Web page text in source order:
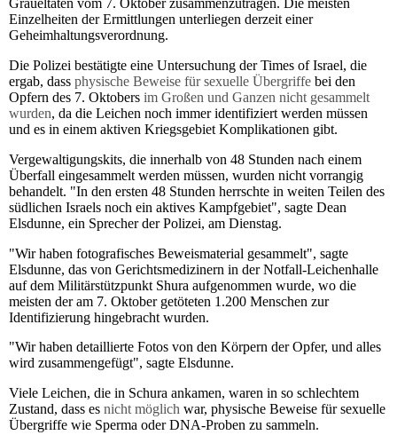
Gräueltaten vom 7. Oktober zusammenzutragen. Die meisten
Einzelheiten der Ermittlungen unterliegen derzeit einer
Geheimhaltungsverordnung.
Die Polizei bestätigte eine Untersuchung der Times of Israel, die
ergab, dass physische Beweise für sexuelle Übergriffe bei den
Opfern des 7. Oktobers im Großen und Ganzen nicht gesammelt
wurden, da die Leichen noch immer identifiziert werden müssen
und es in einem aktiven Kriegsgebiet Komplikationen gibt.
Vergewaltigungskits, die innerhalb von 48 Stunden nach einem
Überfall eingesammelt werden müssen, wurden nicht vorrangig
behandelt. "In den ersten 48 Stunden herrschte in weiten Teilen des
südlichen Israels noch ein aktives Kampfgebiet", sagte Dean
Elsdunne, ein Sprecher der Polizei, am Dienstag.
"Wir haben fotografisches Beweismaterial gesammelt", sagte
Elsdunne, das von Gerichtsmedizinern in der Notfall-Leichenhalle
auf dem Militärstützpunkt Shura aufgenommen wurde, wo die
meisten der am 7. Oktober getöteten 1.200 Menschen zur
Identifizierung hingebracht wurden.
"Wir haben detaillierte Fotos von den Körpern der Opfer, und alles
wird zusammengefügt", sagte Elsdunne.
Viele Leichen, die in Schura ankamen, waren in so schlechtem
Zustand, dass es nicht möglich war, physische Beweise für sexuelle
Übergriffe wie Sperma oder DNA-Proben zu sammeln.